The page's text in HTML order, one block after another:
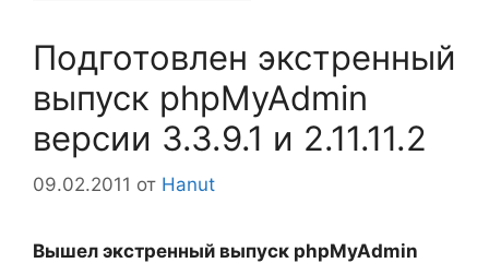
Подготовлен экстренный
выпуск phpMyAdmin
версии 3.3.9.1 и 2.11.11.2
09.02.2011 от Hanut
Вышел экстренный выпуск phpMyAdmin